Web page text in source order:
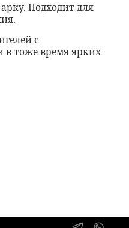
Подходит для
с
тоже время ярких